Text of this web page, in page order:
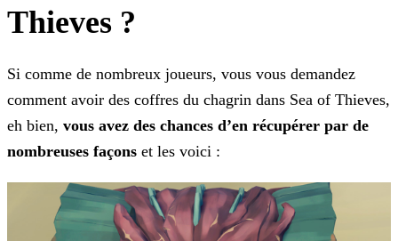
Thieves ?
Si comme de nombreux joueurs, vous vous demandez
comment avoir des coffres du chagrin dans Sea of Thieves,
eh bien, vous avez des chances d’en récupérer par de
nombreuses façons et les voici :